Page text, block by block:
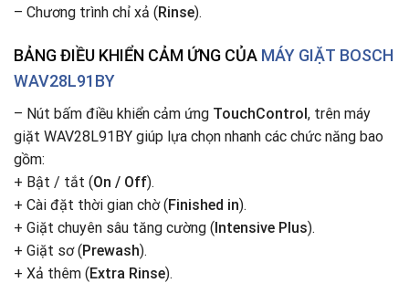
– Chương trình chỉ xả ( Rinse).
BẢNG ĐIỀU KHIỂN CẢM ỨNG CỦA MÁY GIẶT BOSCH
WAV28L91BY
– Nút bấm điều khiển cảm ứng TouchControl, trên máy
giặt WAV28L91BY giúp lựa chọn nhanh các chức năng bao
gồm:
+ Bật / tắt (On / Off).
+ Cài đặt thời gian chờ (Finished in).
+ Giặt chuyên sâu tăng cường (Intensive Plus).
+ Giặt sơ (Prewash).
+ Xả thêm (Extra Rinse).